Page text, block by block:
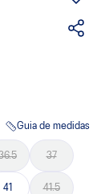
Guia de medidas
37
41 41.5